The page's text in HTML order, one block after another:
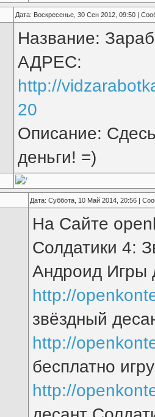
Дата: Воскресенье, 30 Сен 2012, 09:50 |
Название:
АДРЕС:
http://
20
Описание:
деньги! =)
Дата: Суббота, 10 Май 2014, 20:56 |
На Сайте
Солдатики 4:
Андроид Игры
http://
звёздный
http://
бесплатно
http://